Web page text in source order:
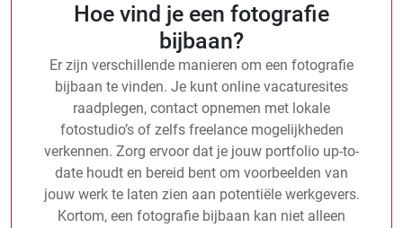
Hoe vind je een fotografie
bijbaan?
Er zijn verschillende manieren om een fotografie
bijbaan te vinden. Je kunt online vacaturesites
raadplegen, contact opnemen met lokale
fotostudio’s of zelfs freelance mogelijkheden
verkennen. Zorg ervoor dat je jouw portfolio up-to-
date houdt en bereid bent om voorbeelden van
jouw werk te laten zien aan potentiële werkgevers.
Kortom, een fotografie bijbaan kan niet alleen